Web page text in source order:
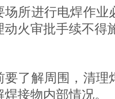
场所进行电焊作业
火审批手续不得
要了解周围，清理
接物内部情况。